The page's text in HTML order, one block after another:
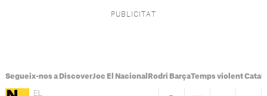
Segueix-nos a DiscoverJoc El Nacional Rodri BarçaTemps violent